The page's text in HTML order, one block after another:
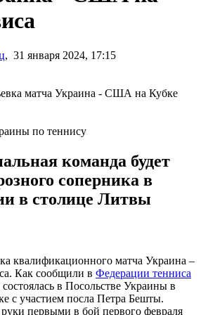
, 31 января 2024, 17:15
по теннису
команда будет
соперника в
в столице Литвы
квалификационного матча Украина –
Как сообщили в Федерации тенниса
в Посольстве Украины в
с участием посла Петра Бешты.
первыми в бой первого февраля